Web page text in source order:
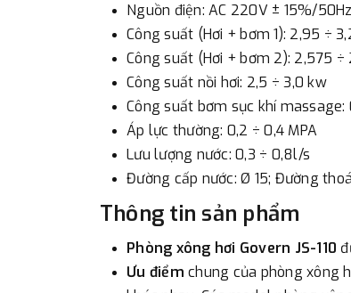
Nguồn điện: AC 220V ± 15%/50Hz
Công suất (Hơi + bơm 1): 2,95 ÷
Công suất (Hơi + bơm 2): 2,575
Công suất nồi hơi: 2,5 ÷ 3,0 kw
Công suất bơm sục khí massage:
Áp lực thường: 0,2 ÷ 0,4 MPA
Lưu lượng nước: 0,3 ÷ 0,8l/s
Đường cấp nước: Ø 15; Đường
Thông tin sản phẩm
Phòng xông hơi Govern JS-110
Ưu điểm chung của phòng xông